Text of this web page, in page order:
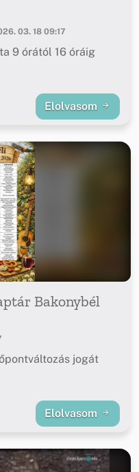
03. 18 09:17
9 órától 16 óráig
Elolvasom
Bakonybél
jogát
Elolvasom